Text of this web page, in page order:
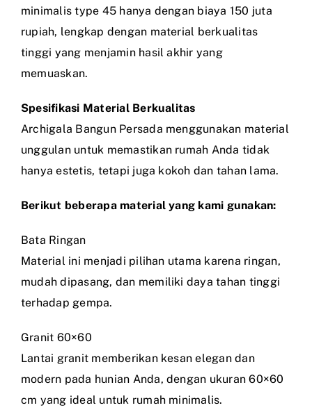
minimalis type 45 hanya dengan biaya 150 juta
rupiah, lengkap dengan material berkualitas
tinggi yang menjamin hasil akhir yang
memuaskan.
Spesifikasi Material Berkualitas
Archigala Bangun Persada menggunakan material
unggulan untuk memastikan rumah Anda tidak
hanya estetis, tetapi juga kokoh dan tahan lama.
Berikut beberapa material yang kami gunakan:
Bata Ringan
Material ini menjadi pilihan utama karena ringan,
mudah dipasang, dan memiliki daya tahan tinggi
terhadap gempa.
Granit 60×60
Lantai granit memberikan kesan elegan dan
modern pada hunian Anda, dengan ukuran 60×60
cm yang ideal untuk rumah minimalis.